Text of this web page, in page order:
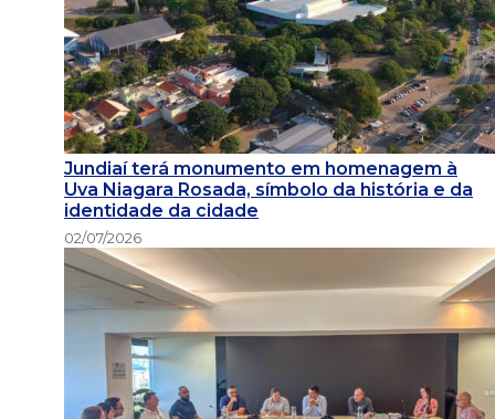
Jundiaí terá monumento em homenagem à
Uva Niagara Rosada, símbolo da história e da
identidade da cidade
02/07/2026